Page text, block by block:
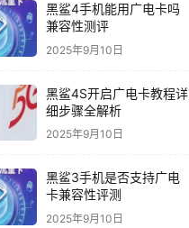
黑鲨4手机能用广电卡吗
兼容性测评
2025年9月10日
黑鲨4S开启广电卡教程详
细步骤全解析
2025年9月10日
黑鲨3手机是否支持广电
卡兼容性评测
2025年9月10日